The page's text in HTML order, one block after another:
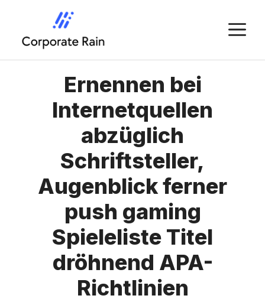
content
Ernennen bei
Internetquellen
abzüglich
Schriftsteller,
Augenblick ferner
push gaming
Spieleliste Titel
dröhnend APA-
Richtlinien